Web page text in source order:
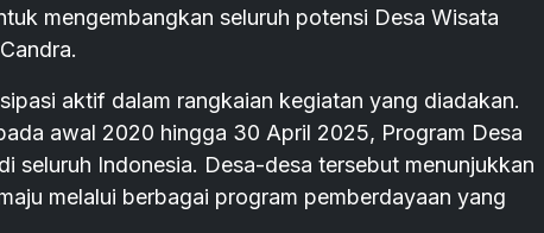
mengembangkan seluruh potensi Desa Wisata
aktif dalam rangkaian kegiatan yang diadakan.
awal 2020 hingga 30 April 2025, Program Desa
seluruh Indonesia. Desa-desa tersebut menunjukkan
melalui berbagai program pemberdayaan yang